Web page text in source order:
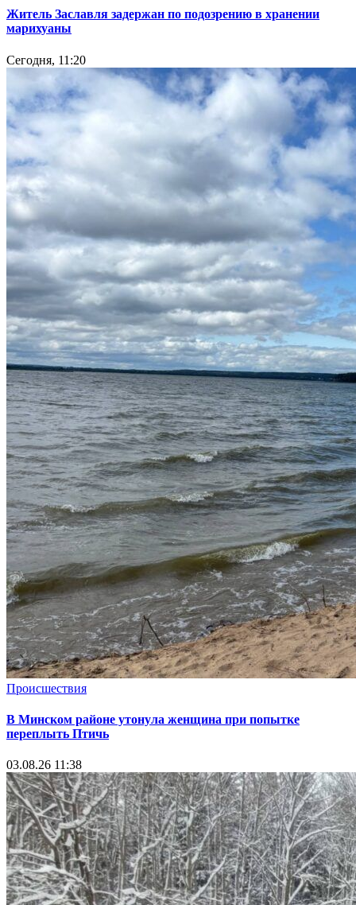
Житель Заславля задержан по подозрению в хранении
марихуаны
Сегодня, 11:20
Происшествия
В Минском районе утонула женщина при попытке
переплыть Птичь
03.08.26 11:38